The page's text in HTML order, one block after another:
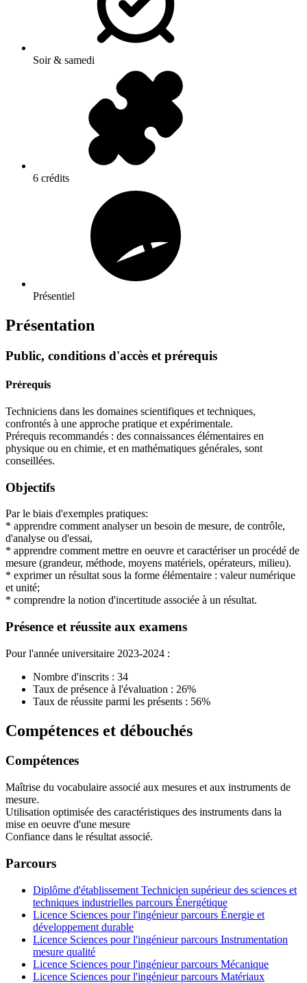
Soir & samedi
6 crédits
Présentiel
Présentation
Public, conditions d'accès et prérequis
Prérequis
Techniciens dans les domaines scientifiques et techniques,
confrontés à une approche pratique et expérimentale.
Prérequis recommandés : des connaissances élémentaires en
physique ou en chimie, et en mathématiques générales, sont
conseillées.
Objectifs
Par le biais d'exemples pratiques:
* apprendre comment analyser un besoin de mesure, de contrôle,
d'analyse ou d'essai,
* apprendre comment mettre en oeuvre et caractériser un procédé de
mesure (grandeur, méthode, moyens matériels, opérateurs, milieu).
* exprimer un résultat sous la forme élémentaire : valeur numérique
et unité;
* comprendre la notion d'incertitude associée à un résultat.
Présence et réussite aux examens
Pour l'année universitaire 2023-2024 :
Nombre d'inscrits : 34
Taux de présence à l'évaluation : 26%
Taux de réussite parmi les présents : 56%
Compétences et débouchés
Compétences
Maîtrise du vocabulaire associé aux mesures et aux instruments de
mesure.
Utilisation optimisée des caractéristiques des instruments dans la
mise en oeuvre d'une mesure
Confiance dans le résultat associé.
Parcours
Diplôme d'établissement Technicien supérieur des sciences et
techniques industrielles parcours Énergétique
Licence Sciences pour l'ingénieur parcours Énergie et
développement durable
Licence Sciences pour l'ingénieur parcours Instrumentation
mesure qualité
Licence Sciences pour l'ingénieur parcours Mécanique
Licence Sciences pour l'ingénieur parcours Matériaux